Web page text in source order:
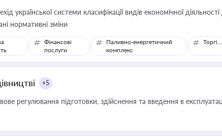
української системи класифікації видів економічної
нормативні зміни
Фінансові
послуги
Паливно-енергетичний
комплекс
Торгівля
+5
регулювання підготовки, здійснення та введення в